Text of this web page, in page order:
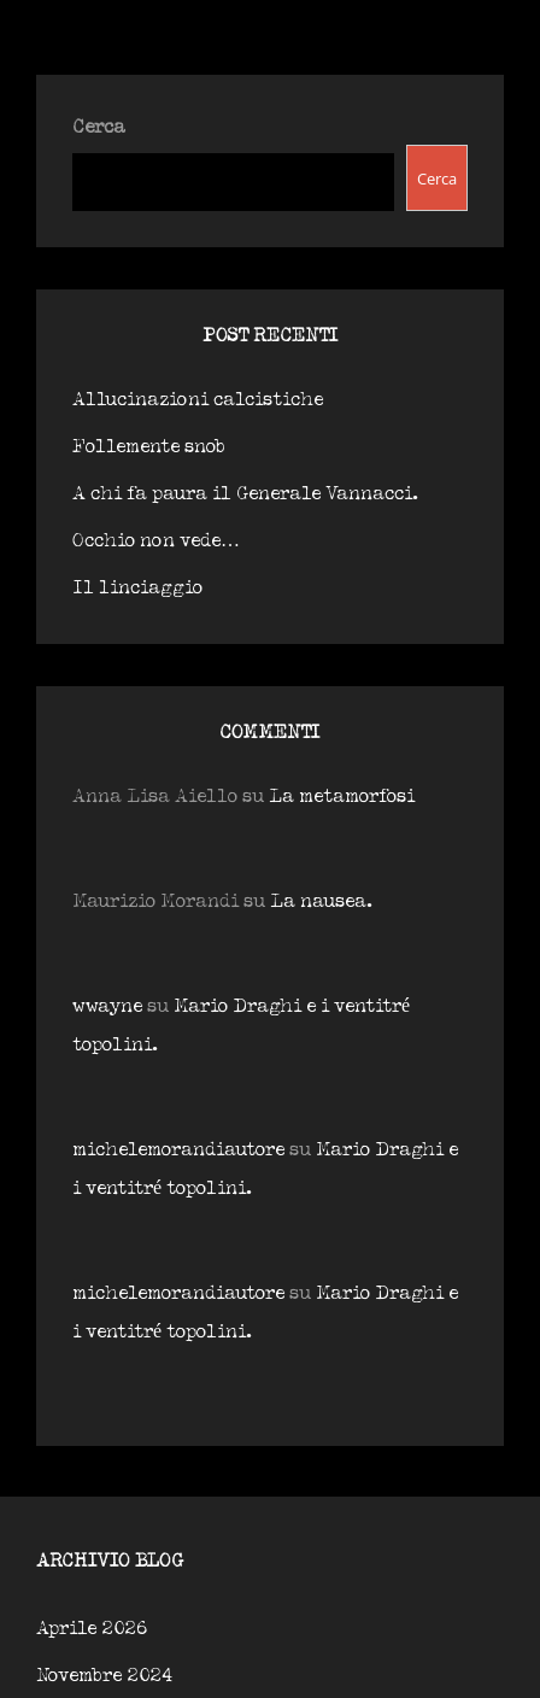
Cerca
Cerca
POST RECENTI
Allucinazioni calcistiche
Follemente snob
A chi fa paura il Generale Vannacci.
Occhio non vede…
Il linciaggio
COMMENTI
Anna Lisa Aiello su La metamorfosi
Maurizio Morandisu La nausea.
wwayne su Mario Draghi e i ventitré
topolini.
michelemorandiautore su Mario Draghi e
i ventitré topolini.
michelemorandiautore su Mario Draghi e
i ventitré topolini.
ARCHIVIO BLOG
Aprile 2026
Novembre 2024